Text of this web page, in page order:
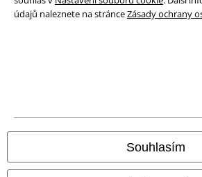
údajů naleznete na stránceZásady ochrany
Souhlasím
Ochrana osobních údajů
Likvidace odpadu a ochrana životního